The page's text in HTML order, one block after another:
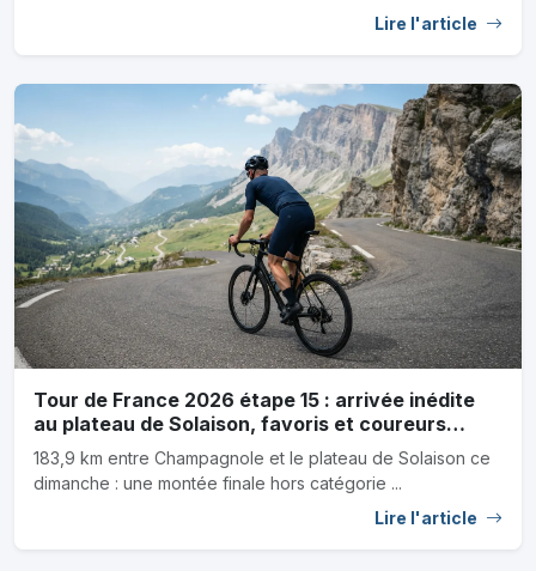
Lire l'article
Tour de France 2026 étape 15 : arrivée inédite
au plateau de Solaison, favoris et coureurs
sous-cotés
183,9 km entre Champagnole et le plateau de Solaison ce
dimanche : une montée finale hors catégorie ...
Lire l'article